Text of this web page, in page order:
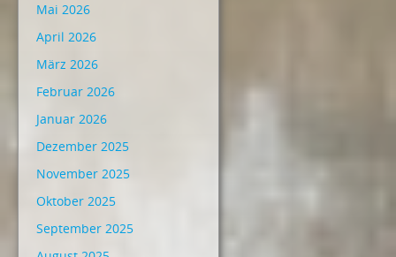
Mai 2026
April 2026
März 2026
Februar 2026
Januar 2026
Dezember 2025
November 2025
Oktober 2025
September 2025